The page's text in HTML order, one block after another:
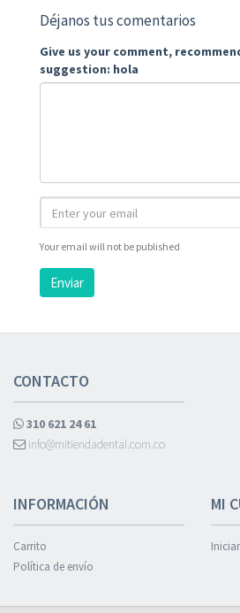
Déjanos tus comentarios
Give us your comment,
suggestion: hola
Your email will not be published
Enviar
CONTACTO
310 621 24 61
info@mitiendadental.com.co
INFORMACIÓN
Carrito
Política de envío
MI